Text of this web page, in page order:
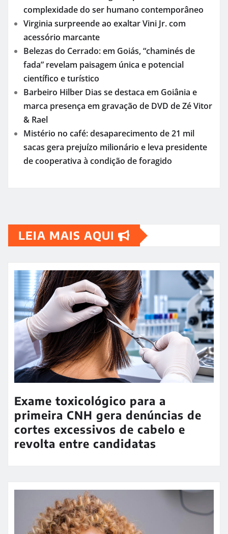
complexidade do ser humano contemporâneo
Virginia surpreende ao exaltar Vini Jr. com
acessório marcante
Belezas do Cerrado: em Goiás, “chaminés de
fada” revelam paisagem única e potencial
científico e turístico
Barbeiro Hilber Dias se destaca em Goiânia e
marca presença em gravação de DVD de Zé Vitor
& Rael
Mistério no café: desaparecimento de 21 mil
sacas gera prejuízo milionário e leva presidente
de cooperativa à condição de foragido
LEIA MAIS AQUI
Exame toxicológico para a
primeira CNH gera denúncias de
cortes excessivos de cabelo e
revolta entre candidatas